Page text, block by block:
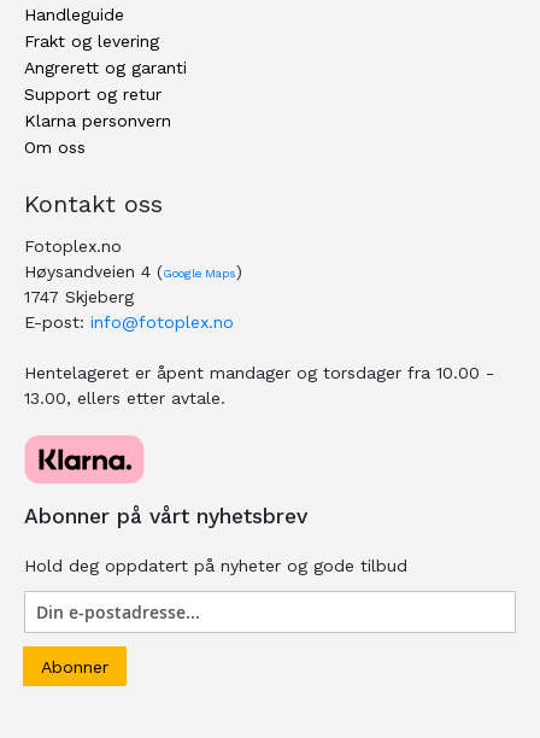
Handleguide
Frakt og levering
Angrerett og garanti
Support og retur
Klarna personvern
Om oss
Kontakt oss
Fotoplex.no
Høysandveien 4 (Google Maps)
1747 Skjeberg
E-post: info@fotoplex.no
Hentelageret er åpent mandager og torsdager fra 10.00 -
13.00, ellers etter avtale.
Abonner på vårt nyhetsbrev
Hold deg oppdatert på nyheter og gode tilbud
Abonner